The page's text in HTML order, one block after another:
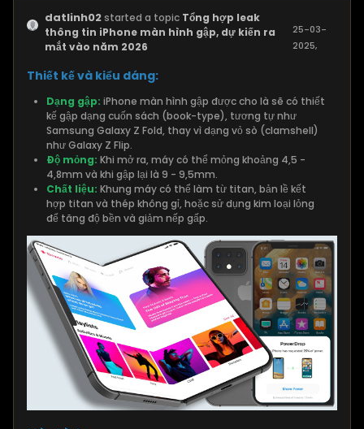
datlinh02 started a topic Tổng hợp leak
thông tin iPhone màn hình gập, dự kiến ra
mắt vào năm 2026
25-03-
2025,
Thiết kế và kiểu dáng:
Dạng gập: iPhone màn hình gập được cho là sẽ có thiết
kế gập dạng cuốn sách (book-type), tương tự như
Samsung Galaxy Z Fold, thay vì dạng vỏ sò (clamshell)
như Galaxy Z Flip.
Độ mỏng: Khi mở ra, máy có thể mỏng khoảng 4,5 -
4,8mm và khi gập lại là 9 - 9,5mm.
Chất liệu: Khung máy có thể làm từ titan, bản lề kết
hợp titan và thép không gỉ, hoặc sử dụng kim loại lỏng
để tăng độ bền và giảm nếp gấp.